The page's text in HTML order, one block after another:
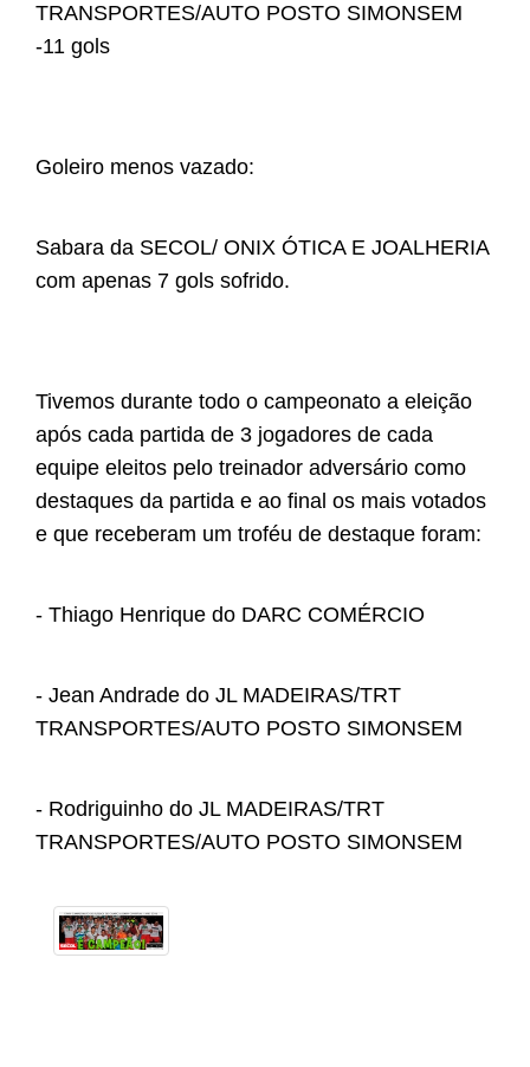
TRANSPORTES/AUTO POSTO SIMONSEM
-11 gols
Goleiro menos vazado:
Sabara da SECOL/ ONIX ÓTICA E JOALHERIA
com apenas 7 gols sofrido.
Tivemos durante todo o campeonato a eleição
após cada partida de 3 jogadores de cada
equipe eleitos pelo treinador adversário como
destaques da partida e ao final os mais votados
e que receberam um troféu de destaque foram:
- Thiago Henrique do DARC COMÉRCIO
- Jean Andrade do JL MADEIRAS/TRT
TRANSPORTES/AUTO POSTO SIMONSEM
- Rodriguinho do JL MADEIRAS/TRT
TRANSPORTES/AUTO POSTO SIMONSEM